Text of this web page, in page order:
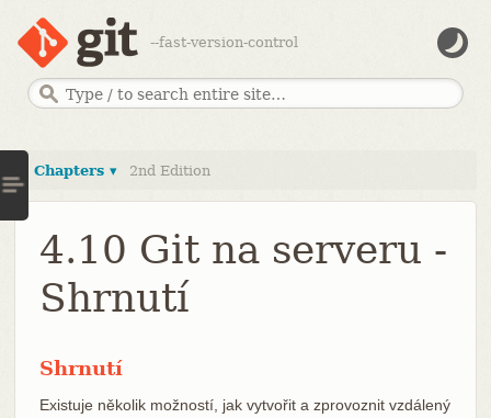
--fast-version-control
Chapters ▾ 2nd Edition
4.10 Git na serveru -
Shrnutí
Shrnutí
Existuje několik možností, jak vytvořit a zprovoznit vzdálený